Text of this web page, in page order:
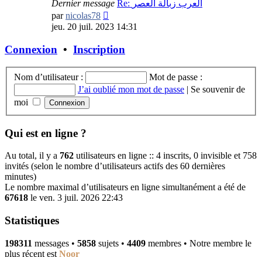
Dernier message
Re: العرب زبالة العصر
parnicolas78
le
message
jeu. 20 juil. 2023 14:31
Connexion • Inscription
Nom d’utilisateur :
Mot de passe :
J’ai oublié mon mot de passe | Se souvenir de
moi
Qui est en ligne ?
Au total, il y a 762 utilisateurs en ligne :: 4 inscrits, 0 invisible et 758
invités (selon le nombre d’utilisateurs actifs des 60 dernières
minutes)
Le nombre maximal d’utilisateurs en ligne simultanément a été de
67618 le ven. 3 juil. 2026 22:43
Statistiques
198311 messages • 5858 sujets • 4409 membres • Notre membre le
plus récent est Noor